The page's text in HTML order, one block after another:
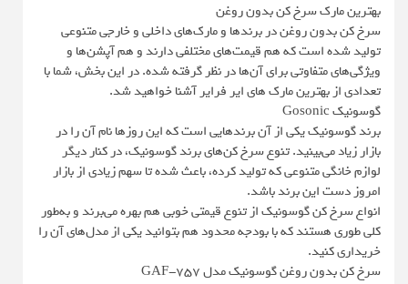
بهترین مارک سرخ کن بدون روغن
سرخ کن بدون روغن در برندها و مارک‌های داخلی و خارجی متنوعی
تولید شده است که هم قیمت‌های مختلفی دارند و هم آپشن‌ها و
ویژگی‌های متفاوتی برای آن‌ها در نظر گرفته شده. در این بخش، شما با
تعدادی از بهترین مارک های ایر فرایر آشنا خواهید شد.
گوسونیک Gosonic
برند گوسونیک یکی از آن برندهایی است که این روزها نام آن را در
بازار زیاد می‌بینید. تنوع سرخ کن‌های برند گوسونیک، در کنار دیگر
لوازم خانگی متنوعی که تولید کرده، باعث شده تا سهم زیادی از بازار
امروز دست این برند باشد.
انواع سرخ‌ کن‌ گوسونیک از تنوع قیمتی خوبی هم بهره می‌برند و به‌طور
کلی طوری هستند که با بودجه محدود هم بتوانید یکی از مدل‌های آن را
خریداری کنید.
سرخ کن بدون روغن گوسونیک مدل GAF-757